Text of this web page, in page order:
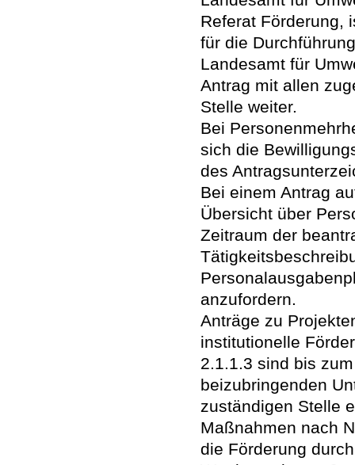
Referat Förderung,
für die
Landesamt für
Antrag mit allen
Stelle weiter.
Bei
sich die
des
Bei einem Antrag
Übersicht über
Zeitraum der
anzufordern.
Anträge zu
institutionelle
2.1.1.3 sind bis
beizubringenden
zuständigen Stelle
Maßnahmen nach
die Förderung